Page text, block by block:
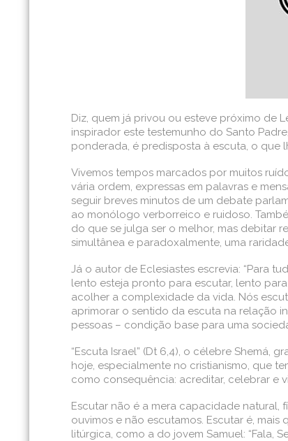
Diz, quem já privou ou esteve próximo de
inspirador este testemunho do Santo
ponderada, é predisposta à escuta, o que
Vivemos tempos marcados por muitos
vária ordem, expressas em palavras e
seguir breves minutos de um debate
ao monólogo verborreico e ruidoso.
do que se julga ser o melhor, mas debitar
simultânea e paradoxalmente, uma
Já o autor de Eclesiastes escrevia: “Para
lento esteja pronto para escutar, lento
acolher a complexidade da vida. Nós
aprimorar o sentido da escuta na relação
pessoas – condição base para uma
“Escuta Israel” (Dt 6,4), o célebre
hoje, especialmente no cristianismo, que
como consequência: acreditar, celebrar e
Escutar não é a mera capacidade natural,
ouvimos e não escutamos. Escutar é,
litúrgica, como a do jovem Samuel: “Fala,